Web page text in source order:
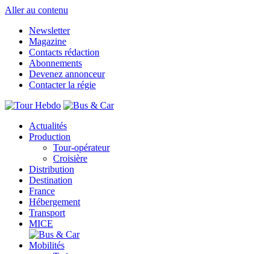
Aller au contenu
Newsletter
Magazine
Contacts rédaction
Abonnements
Devenez annonceur
Contacter la régie
Actualités
Production
Tour-opérateur
Croisière
Distribution
Destination
France
Hébergement
Transport
MICE
Mobilités